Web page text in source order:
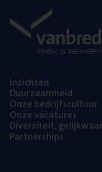
Inzich­ten
Duur­zaam­heid
Onze bedrijfs­cul­tuur
Onze vaca­tu­res
Diver­si­teit,
Part­ner­ships